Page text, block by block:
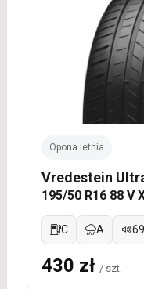
Opona letnia
Vredestein
195/50 R16 88 V
C A
430 zł / szt.